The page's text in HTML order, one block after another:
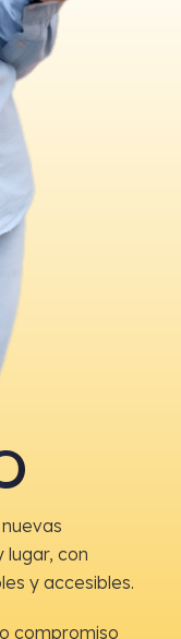
con
y accesibles.
compromiso